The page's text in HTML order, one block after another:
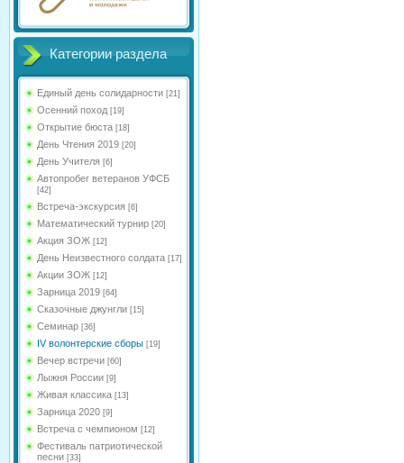
Категории раздела
Единый день солидарности [21]
Осенний поход [19]
Открытие бюста [18]
День Чтения 2019 [20]
День Учителя [6]
Автопробег ветеранов УФСБ
[42]
Встреча-экскурсия [6]
Математический турнир [20]
Акция ЗОЖ [12]
День Неизвестного солдата [17]
Акции ЗОЖ [12]
Зарница 2019 [64]
Сказочные джунгли [15]
Семинар [36]
IV волонтерские сборы [19]
Вечер встречи [60]
Лыжня России [9]
Живая классика [13]
Зарница 2020 [9]
Встреча с чемпионом [12]
Фестиваль патриотической
песни [33]